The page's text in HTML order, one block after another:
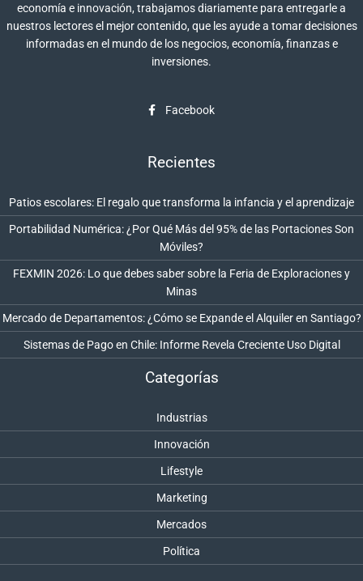
economía e innovación, trabajamos diariamente para entregarle a
nuestros lectores el mejor contenido, que les ayude a tomar decisiones
informadas en el mundo de los negocios, economía, finanzas e
inversiones.
Facebook
Recientes
Patios escolares: El regalo que transforma la infancia y el aprendizaje
Portabilidad Numérica: ¿Por Qué Más del 95% de las Portaciones Son
Móviles?
FEXMIN 2026: Lo que debes saber sobre la Feria de Exploraciones y
Minas
Mercado de Departamentos: ¿Cómo se Expande el Alquiler en Santiago?
Sistemas de Pago en Chile: Informe Revela Creciente Uso Digital
Categorías
Industrias
Innovación
Lifestyle
Marketing
Mercados
Política